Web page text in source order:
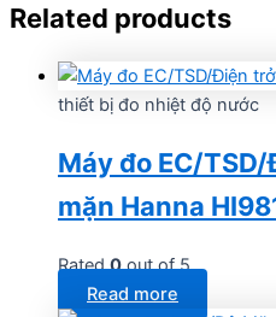
Related products
thiết bị đo nhiệt độ nước
Máy đo EC/
mặn Hanna
Rated0out of 5
Read more